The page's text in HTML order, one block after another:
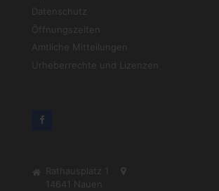
Datenschutz
Öffnungszeiten
Amtliche Mitteilungen
Urheberrechte und Lizenzen
Rathausplatz 1
14641
Nauen